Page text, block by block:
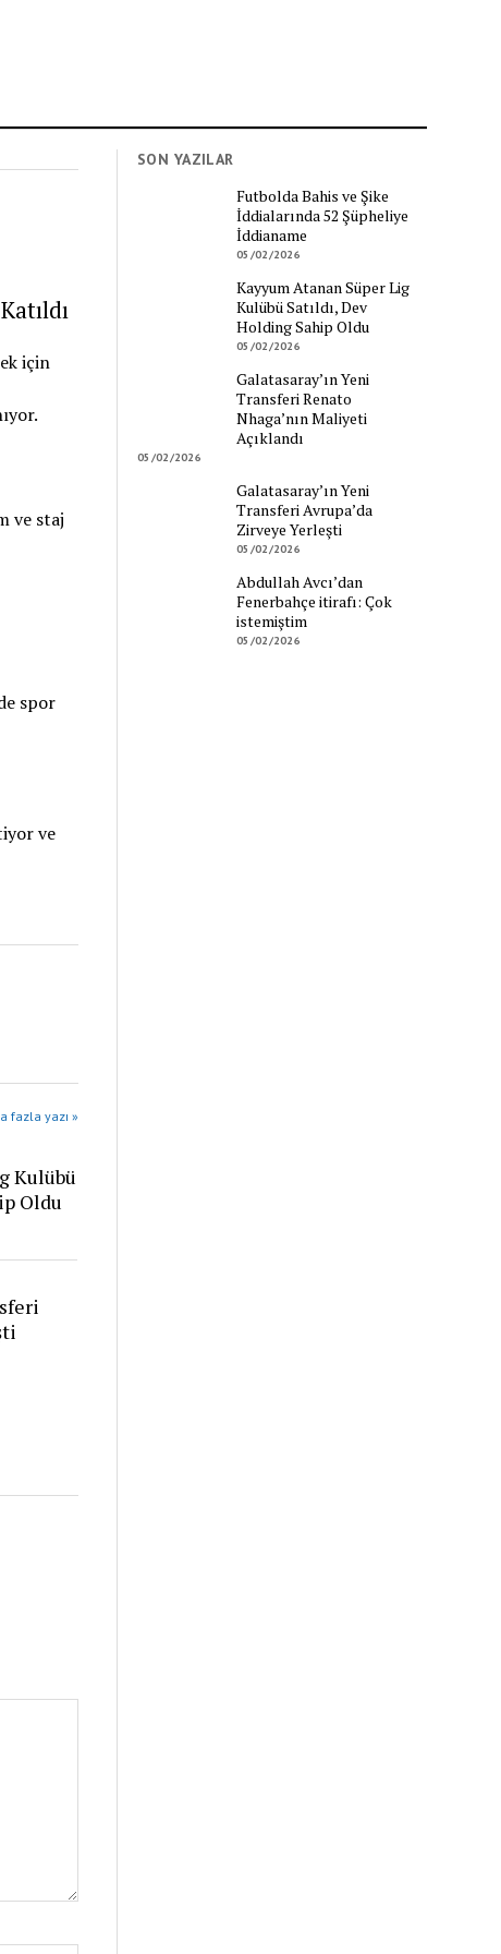
için
ve staj
spor
ve
fazla yazı »
Kulübü
Oldu
SON YAZILAR
Futbolda Bahis ve Şike
İddialarında 52 Şüpheliye
İddianame
05/02/2026
Kayyum Atanan Süper Lig
Kulübü Satıldı, Dev
Holding Sahip Oldu
05/02/2026
Galatasaray’ın Yeni
Transferi Renato
Nhaga’nın Maliyeti
Açıklandı
05/02/2026
Galatasaray’ın Yeni
Transferi Avrupa’da
Zirveye Yerleşti
05/02/2026
Abdullah Avcı’dan
Fenerbahçe itirafı: Çok
istemiştim
05/02/2026